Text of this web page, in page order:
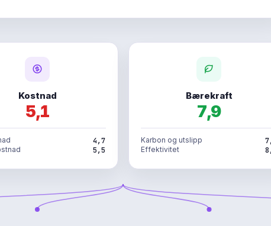
Kostnad
5,1
4,7
5,5
Bærekraft
7,9
Karbon og utslipp
Effektivitet